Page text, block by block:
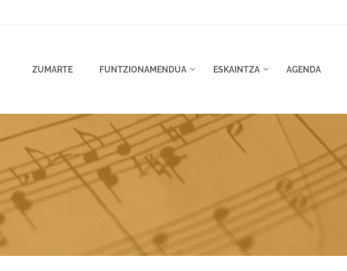
ZUMARTE FUNTZIONAMENDUA ESKAINTZA AGENDA